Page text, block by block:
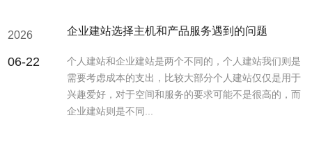
2026
06-22
企业建站选择主机和产品服务遇到的问题
个人建站和企业建站是两个不同的，个人建站我们则是
需要考虑成本的支出，比较大部分个人建站仅仅是用于
兴趣爱好，对于空间和服务的要求可能不是很高的，而
企业建站则是不同...